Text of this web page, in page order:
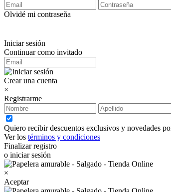
Olvidé mi contraseña
Iniciar sesión
Continuar como invitado
Crear una cuenta
×
Registrarme
Quiero recibir descuentos exclusivos y novedades
Ver los términos y condiciones
Finalizar registro
o iniciar sesión
×
Aceptar